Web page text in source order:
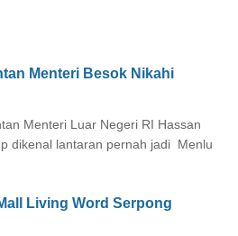
Menteri Besok Nikahi
Menteri Luar Negeri RI Hassan
dikenal lantaran pernah jadi Menlu
Living Word Serpong